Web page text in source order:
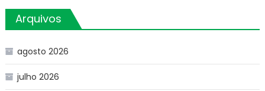
Arquivos
agosto 2026
julho 2026